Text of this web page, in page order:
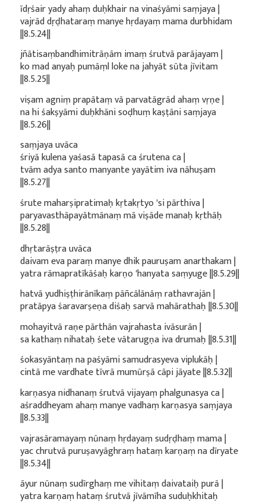
īdṛśair yady ahaṃ duḥkhair na vinaśyāmi saṃjaya |
vajrād dṛḍhataraṃ manye hṛdayaṃ mama durbhidam
||8.5.24||
jñātisaṃbandhimitrāṇām imaṃ śrutvā parājayam |
ko mad anyaḥ pumāṃl loke na jahyāt sūta jīvitam
||8.5.25||
viṣam agniṃ prapātaṃ vā parvatāgrād ahaṃ vṛṇe |
na hi śakṣyāmi duḥkhāni soḍhuṃ kaṣṭāni saṃjaya
||8.5.26||
saṃjaya uvāca
śriyā kulena yaśasā tapasā ca śrutena ca |
tvām adya santo manyante yayātim iva nāhuṣam
||8.5.27||
śrute maharṣipratimaḥ kṛtakṛtyo 'si pārthiva |
paryavasthāpayātmānaṃ mā viṣāde manaḥ kṛthāḥ
||8.5.28||
dhṛtarāṣṭra uvāca
daivam eva paraṃ manye dhik pauruṣam anarthakam |
yatra rāmapratīkāśaḥ karṇo 'hanyata saṃyuge ||8.5.29||
hatvā yudhiṣṭhirānīkaṃ pāñcālānāṃ rathavrajān |
pratāpya śaravarṣeṇa diśaḥ sarvā mahārathaḥ ||8.5.30||
mohayitvā raṇe pārthān vajrahasta ivāsurān |
sa kathaṃ nihataḥ śete vātarugṇa iva drumaḥ ||8.5.31||
śokasyāntaṃ na paśyāmi samudrasyeva viplukāḥ |
cintā me vardhate tīvrā mumūrṣā cāpi jāyate ||8.5.32||
karṇasya nidhanaṃ śrutvā vijayaṃ phalgunasya ca |
aśraddheyam ahaṃ manye vadhaṃ karṇasya saṃjaya
||8.5.33||
vajrasāramayaṃ nūnaṃ hṛdayaṃ sudṛḍhaṃ mama |
yac chrutvā puruṣavyāghraṃ hataṃ karṇaṃ na dīryate
||8.5.34||
āyur nūnaṃ sudīrghaṃ me vihitaṃ daivataiḥ purā |
yatra karṇaṃ hataṃ śrutvā jīvāmīha suduḥkhitaḥ